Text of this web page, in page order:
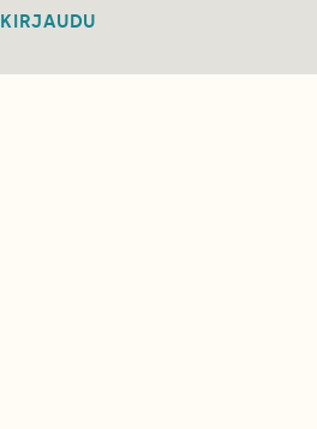
KIRJAUDU